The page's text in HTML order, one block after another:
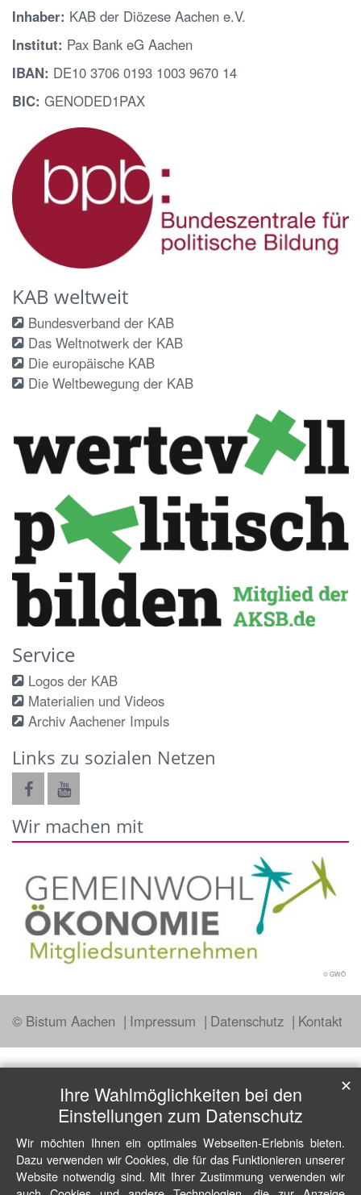
Inhaber: KAB der Diözese Aachen e.V.
Institut: Pax Bank eG Aachen
IBAN: DE10 3706 0193 1003 9670 14
BIC: GENODED1PAX
KAB weltweit
Bundesverband der KAB
Das Weltnotwerk der KAB
Die europäische KAB
Die Weltbewegung der KAB
Service
Logos der KAB
Materialien und Videos
Archiv Aachener Impuls
Links zu sozialen Netzen
Wir machen mit
© GWÖ
© Bistum Aachen Impressum Datenschutz Kontakt
Ihre Wahlmöglichkeiten bei den
Einstellungen zum Datenschutz
Wir möchten Ihnen ein optimales Webseiten-Erlebnis bieten.
Dazu verwenden wir Cookies, die für das Funktionieren unserer
Website notwendig sind. Mit Ihrer Zustimmung verwenden wir
✕